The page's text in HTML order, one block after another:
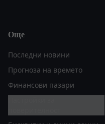
Още
Последни новини
Прогноза на времето
Финансови пазари